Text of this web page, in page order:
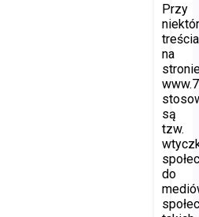
Przy
na
są
tzw.
do